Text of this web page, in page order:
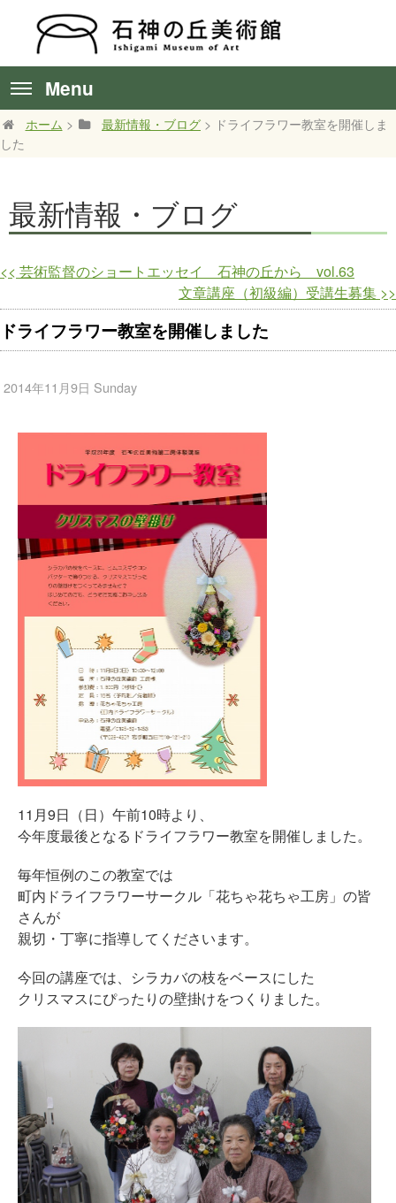
Menu
ホーム > 最新情報・ブログ > ドライフラワー教室を開催しま
した
最新情報・ブログ
<< 芸術監督のショートエッセイ 石神の丘から vol.63
文章講座（初級編）受講生募集 >>
ドライフラワー教室を開催しました
2014年11月9日 Sunday
11月9日（日）午前10時より、
今年度最後となるドライフラワー教室を開催しました。
毎年恒例のこの教室では
町内ドライフラワーサークル「花ちゃ花ちゃ工房」の皆
さんが
親切・丁寧に指導してくださいます。
今回の講座では、シラカバの枝をベースにした
クリスマスにぴったりの壁掛けをつくりました。